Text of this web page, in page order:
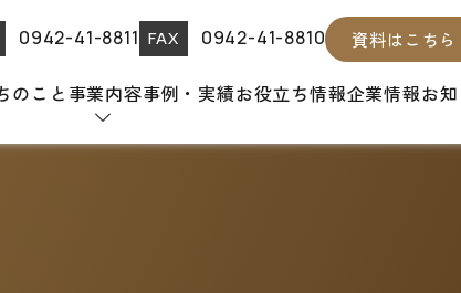
0942-41-8811 FAX 0942-41-8810 資料はこちら
のこと 事業内容事例・実績お役立ち情報企業情報お